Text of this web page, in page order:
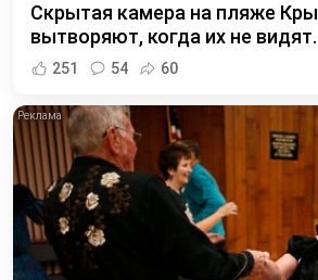
Скрытая камера на пляже
вытворяют, когда их не
251 54 60